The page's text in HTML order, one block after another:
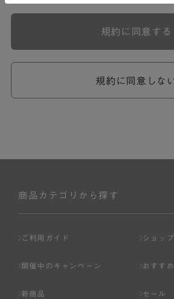
ら個別規定はその名称のいかんに関わ
めが優先されるものとします。
ません。
ページへの入力、または弊社が別途指
規約に同意しな
規約に同意する
商品カテゴリから探す
ご利用ガイド ショッ
開催中のキャンペーン おすす
新商品 セール